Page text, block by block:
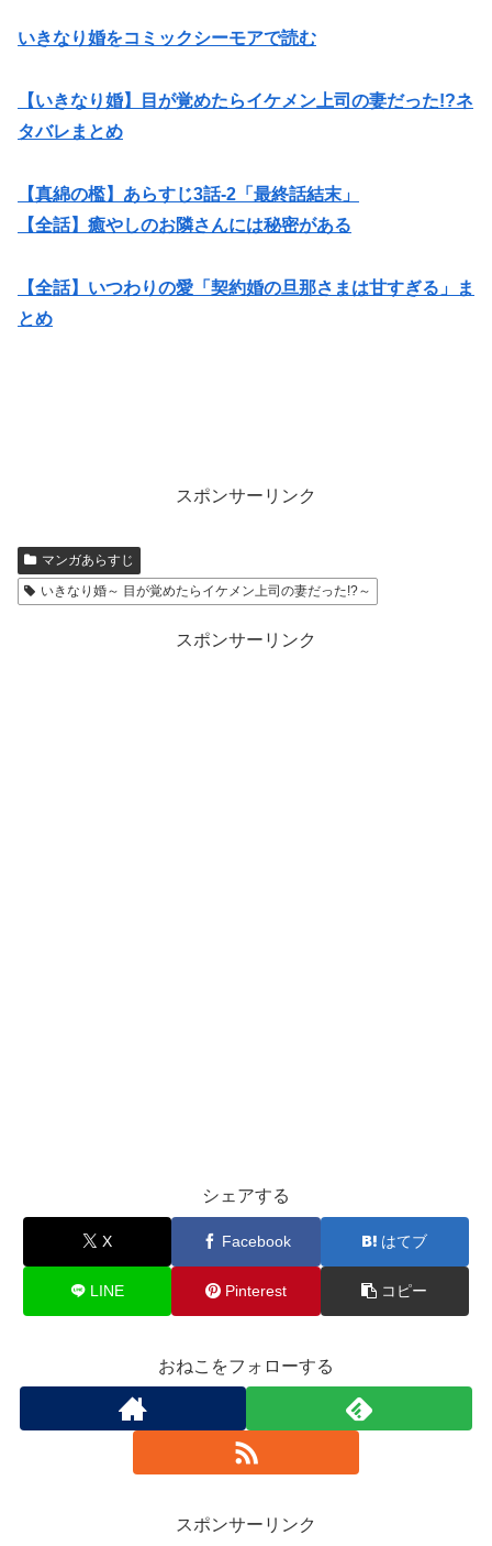
いきなり婚をコミックシーモアで読む
【いきなり婚】目が覚めたらイケメン上司の妻だった!?ネ
タバレまとめ
【真綿の檻】あらすじ3話-2「最終話結末」
【全話】癒やしのお隣さんには秘密がある
【全話】いつわりの愛「契約婚の旦那さまは甘すぎる」ま
とめ
スポンサーリンク
マンガあらすじ
いきなり婚～ 目が覚めたらイケメン上司の妻だった!?～
スポンサーリンク
シェアする
X Facebook はてブ
LINE Pinterest コピー
おねこをフォローする
スポンサーリンク